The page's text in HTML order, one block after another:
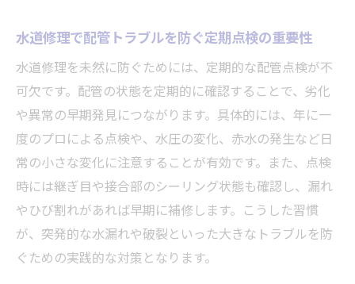
水道修理で配管トラブルを防ぐ定期点検の重要性
水道修理を未然に防ぐためには、定期的な配管点検が不
可欠です。配管の状態を定期的に確認することで、劣化
や異常の早期発見につながります。具体的には、年に一
度のプロによる点検や、水圧の変化、赤水の発生など日
常の小さな変化に注意することが有効です。また、点検
時には継ぎ目や接合部のシーリング状態も確認し、漏れ
やひび割れがあれば早期に補修します。こうした習慣
が、突発的な水漏れや破裂といった大きなトラブルを防
ぐための実践的な対策となります。